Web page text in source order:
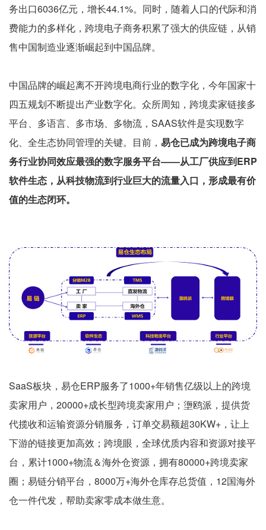
务出口6036亿元，增长44.1%。同时，随着人口的代际和消
费能力的多样化，跨境电子商务积累了强大的供应链，从销
售中国制造业逐渐崛起到中国品牌。
中国品牌的崛起离不开跨境电商行业的数字化，今年国家十
四五规划不断提出产业数字化。众所周知，跨境卖家链接多
平台、多语言、多市场、多物流，SAAS软件是实现数字
化、全生态协同管理的关键。目前， 易仓已成为跨境电子商
务行业协同效应最强的数字服务平台——从工厂供应到ERP
软件生态，从科技物流到行业巨大的流量入口，形成最有价
值的生态闭环。
SaaS板块，易仓ERP服务了1000+年销售亿级以上的跨境
卖家用户，20000+成长型跨境卖家用户；塰鸥派，提供货
代揽收和运输资源分销服务，订单交易额超30KW+，让上
下游的链接更加高效；跨境眼，全球优质内容和资源对接平
台，累计1000+物流＆海外仓资源，拥有80000+跨境卖家
圈；易链分销平台，8000万+海外仓库存总货值，12国海外
仓一件代发，帮助卖家零成本做生意。